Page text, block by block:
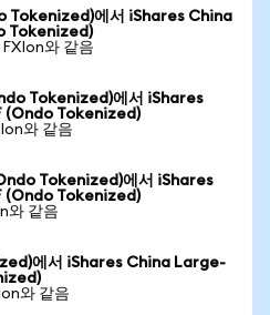
Tokenized)에서 iShares China
Tokenized)
와 같음
Tokenized)에서 iShares
(Ondo Tokenized)
와 같음
Tokenized)에서 iShares
(Ondo Tokenized)
와 같음
에서 iShares China Large-
와 같음